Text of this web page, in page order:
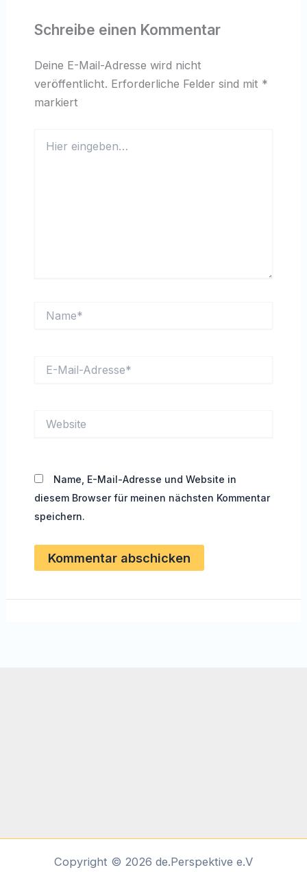
Schreibe einen Kommentar
Deine E-Mail-Adresse wird nicht
veröffentlicht. Erforderliche Felder sind mit *
markiert
eingeben…
Mail-
Name, E-Mail-Adresse und Website in
diesem Browser für meinen nächsten Kommentar
speichern.
Copyright © 2026 de.Perspektive e.V